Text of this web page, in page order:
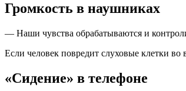
Громкость в наушниках
— Наши чувства обрабатываются и
Если человек повредит слуховые клетки
«Сидение» в телефоне